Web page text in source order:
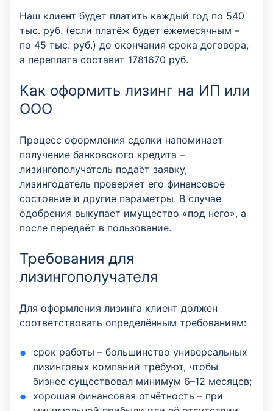
Наш клиент будет платить каждый год по 540
тыс. руб. (если платёж будет ежемесячным –
по 45 тыс. руб.) до окончания срока договора,
а переплата составит 1781670 руб.
Как оформить лизинг на ИП или
ООО
Процесс оформления сделки напоминает
получение банковского кредита –
лизингополучатель подаёт заявку,
лизингодатель проверяет его финансовое
состояние и другие параметры. В случае
одобрения выкупает имущество «под него», а
после передаёт в пользование.
Требования для
лизингополучателя
Для оформления лизинга клиент должен
соответствовать определённым требованиям:
срок работы – большинство универсальных
лизинговых компаний требуют, чтобы
бизнес существовал минимум 6–12 месяцев;
хорошая финансовая отчётность – при